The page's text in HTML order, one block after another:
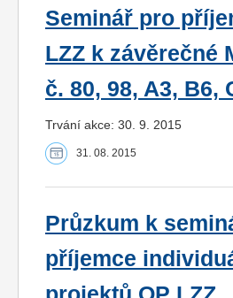
Seminář pro
LZZ k závěrečné
č. 80, 98, A3, B6,
Trvání akce: 30. 9. 2015
31. 08. 2015
Průzkum k
příjemce